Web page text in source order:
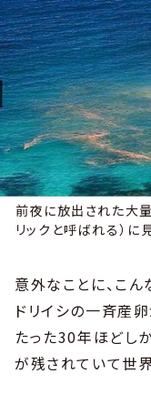
前夜に放出された大
リックと呼ばれる）に
意外なことに、こ
ドリイシの一斉産
たった30年ほどし
が残されていて世